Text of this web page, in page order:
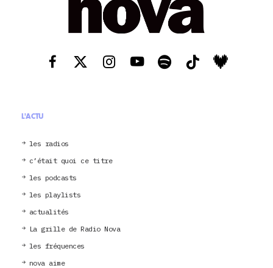
L'ACTU
les radios
c’était quoi ce titre
les podcasts
les playlists
actualités
La grille de Radio Nova
les fréquences
nova aime